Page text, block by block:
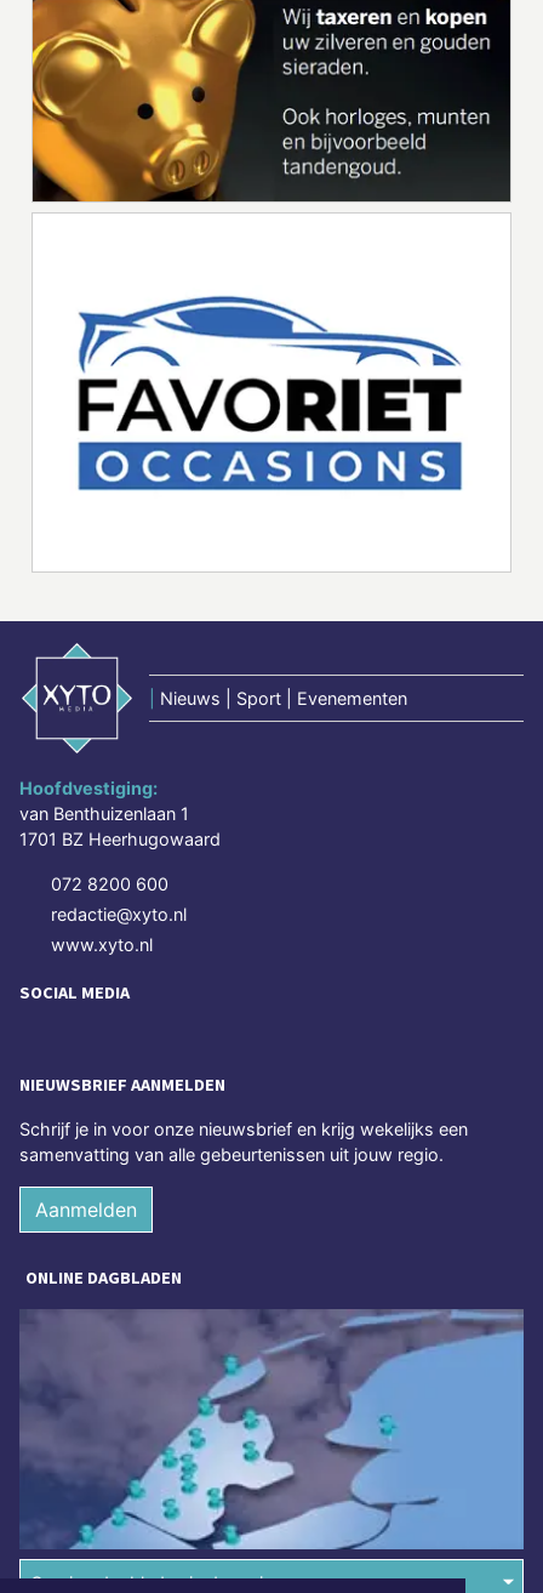
Nieuws | Sport | Evenementen
Hoofdvestiging:
van Benthuizenlaan 1
1701 BZ Heerhugowaard
072 8200 600
redactie@xyto.nl
www.xyto.nl
SOCIAL MEDIA
NIEUWSBRIEF AANMELDEN
Schrijf je in voor onze nieuwsbrief en krijg wekelijks een
samenvatting van alle gebeurtenissen uit jouw regio.
Aanmelden
ONLINE DAGBLADEN
Overige dagbladen in de regio